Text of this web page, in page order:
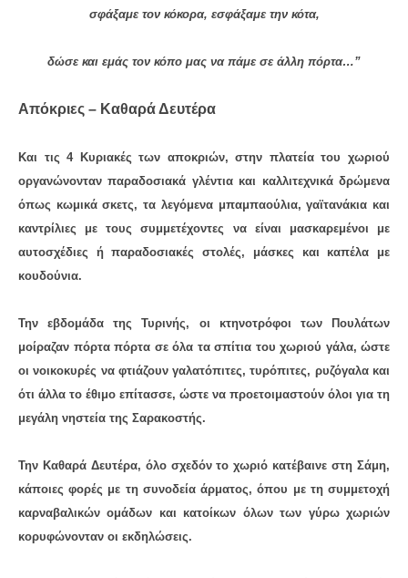
σφάξαμε τον κόκορα, εσφάξαμε την κότα,
δώσε και εμάς τον κόπο μας να πάμε σε άλλη πόρτα…”
Απόκριες – Καθαρά Δευτέρα
Και τις 4 Κυριακές των αποκριών, στην πλατεία του χωριού
οργανώνονταν παραδοσιακά γλέντια και καλλιτεχνικά δρώμενα
όπως κωμικά σκετς, τα λεγόμενα μπαμπαούλια, γαϊτανάκια και
καντρίλιες με τους συμμετέχοντες να είναι μασκαρεμένοι με
αυτοσχέδιες ή παραδοσιακές στολές, μάσκες και καπέλα με
κουδούνια.
Την εβδομάδα της Τυρινής, οι κτηνοτρόφοι των Πουλάτων
μοίραζαν πόρτα πόρτα σε όλα τα σπίτια του χωριού γάλα, ώστε
οι νοικοκυρές να φτιάζουν γαλατόπιτες, τυρόπιτες, ρυζόγαλα και
ότι άλλα το έθιμο επίτασσε, ώστε να προετοιμαστούν όλοι για τη
μεγάλη νηστεία της Σαρακοστής.
Την Καθαρά Δευτέρα, όλο σχεδόν το χωριό κατέβαινε στη Σάμη,
κάποιες φορές με τη συνοδεία άρματος, όπου με τη συμμετοχή
καρναβαλικών ομάδων και κατοίκων όλων των γύρω χωριών
κορυφώνονταν οι εκδηλώσεις.